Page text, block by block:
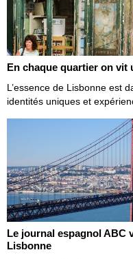
En chaque quartier on vit
L’essence de Lisbonne est
identités uniques et
Le journal espagnol ABC
Lisbonne